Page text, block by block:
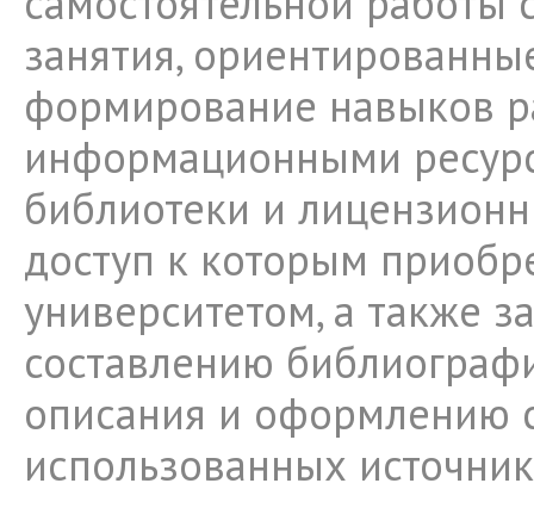
занятия,
формирование навыков
информационными
библиотеки и
доступ к которым
университетом, а также
составлению
описания и оформлению
использованных